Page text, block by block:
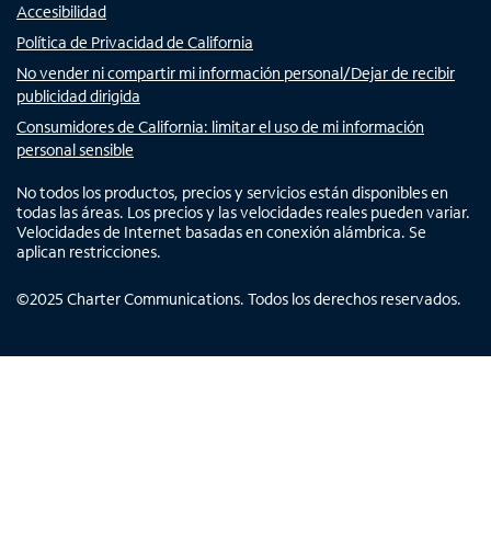
Accesibilidad
Política de Privacidad de California
No vender ni compartir mi información personal/Dejar de recibir
publicidad dirigida
Consumidores de California: limitar el uso de mi información
personal sensible
No todos los productos, precios y servicios están disponibles en
todas las áreas. Los precios y las velocidades reales pueden variar.
Velocidades de Internet basadas en conexión alámbrica. Se
aplican restricciones.
©2025 Charter Communications. Todos los derechos reservados.